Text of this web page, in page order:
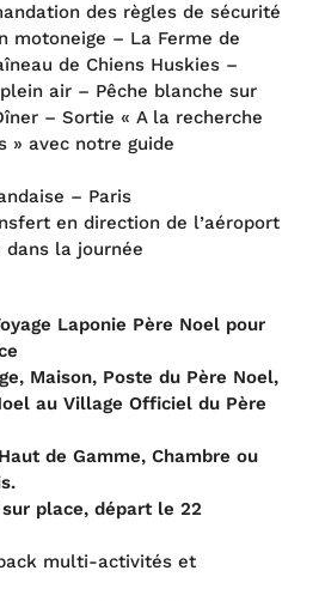
des règles de sécurité
motoneige – La Ferme de
de Chiens Huskies –
air – Pêche blanche sur
– Sortie « A la recherche
» avec notre guide
– Paris
en direction de l’aéroport
dans la journée
Laponie Père Noel pour
Maison, Poste du Père Noel,
au Village Officiel du Père
de Gamme, Chambre ou
place, départ le 22
multi-activités et